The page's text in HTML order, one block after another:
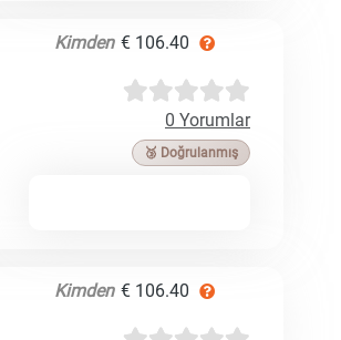
Kimden € 106.40
0 Yorumlar
🥉 Doğrulanmış
Kimden € 106.40